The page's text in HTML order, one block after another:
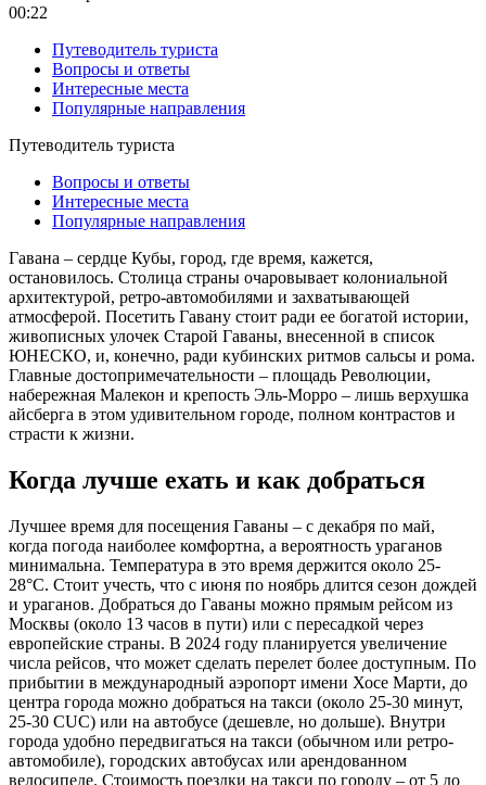
00:22
Путеводитель туриста
Вопросы и ответы
Интересные места
Популярные направления
Путеводитель туриста
Вопросы и ответы
Интересные места
Популярные направления
Гавана – сердце Кубы, город, где время, кажется,
остановилось. Столица страны очаровывает колониальной
архитектурой, ретро-автомобилями и захватывающей
атмосферой. Посетить Гавану стоит ради ее богатой истории,
живописных улочек Старой Гаваны, внесенной в список
ЮНЕСКО, и, конечно, ради кубинских ритмов сальсы и рома.
Главные достопримечательности – площадь Революции,
набережная Малекон и крепость Эль-Морро – лишь верхушка
айсберга в этом удивительном городе, полном контрастов и
страсти к жизни.
Когда лучше ехать и как добраться
Лучшее время для посещения Гаваны – с декабря по май,
когда погода наиболее комфортна, а вероятность ураганов
минимальна. Температура в это время держится около 25-
28°C. Стоит учесть, что с июня по ноябрь длится сезон дождей
и ураганов. Добраться до Гаваны можно прямым рейсом из
Москвы (около 13 часов в пути) или с пересадкой через
европейские страны. В 2024 году планируется увеличение
числа рейсов, что может сделать перелет более доступным. По
прибытии в международный аэропорт имени Хосе Марти, до
центра города можно добраться на такси (около 25-30 минут,
25-30 CUC) или на автобусе (дешевле, но дольше). Внутри
города удобно передвигаться на такси (обычном или ретро-
автомобиле), городских автобусах или арендованном
велосипеде. Стоимость поездки на такси по городу – от 5 до